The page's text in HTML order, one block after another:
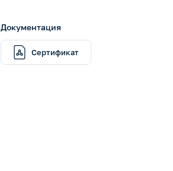
Документация
Сертификат